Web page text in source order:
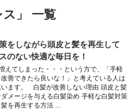
ス」 一覧
をしながら頭皮と髪を再生して
のない快適な毎日を！
えてしまった・・・という方で、「手軽
善できたら良いな！」と考えている人は
います。 白髪が改善しない理由 頭皮と髪
メージを与える白髪染め 手軽な白髪対策
を再生する方法 ...